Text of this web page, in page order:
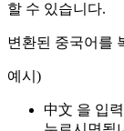
할 수 있습니다.
변환된 중국어를
예시)
中文 을 입